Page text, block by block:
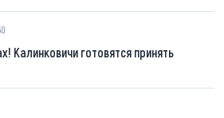
Калинковичи готовятся принять